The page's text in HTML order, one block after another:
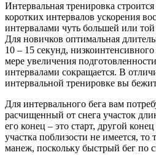
Интервальная тренировка
коротких интервалов ускорения
интервалами чуть большей или
Для новичков оптимальная
10 – 15 секунд,
мере увеличения
интервалами сокращается. В
интервальной тренировке вы
Для интервального бега вам
расчищенный от снега участок
его конец – это старт, другой
участка поблизости не имеется, то
манеж, поскольку быстрый бег по